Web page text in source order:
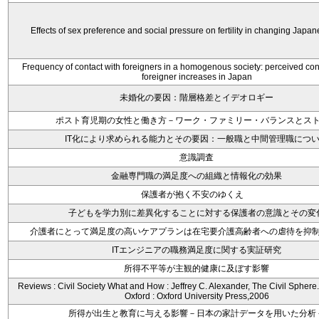
Effects of sex preference and social pressure on fertility in changing
Frequency of contact with foreigners in a homogenous society: perceived
foreigner increases in Japan
未婚化の要因：階層格差とイデオロギー
ポスト育児期の女性と働き方－ワーク・ファミリー・バランスとス
IT化により求められる能力とその要因：一般職と中間管理職につ
意識調査
金融専門職の満足度への組織と情報化の効果
保護者が抱く不安のゆくえ
子どもを学力別に差異化することに対する保護者の意識とその変
介護者にとって満足度の高いケアプランは在宅要介護高齢者への虐待を抑
ITエンジニアの職務満足度に関する実証研究
所得不平等が主観的健康に及ぼす影響
Reviews : Civil Society What and How : Jeffrey C. Alexander, The Civil
Oxford : Oxford University Press,2006
所得が出生と教育に与える影響－日本の家計データを用いた分析